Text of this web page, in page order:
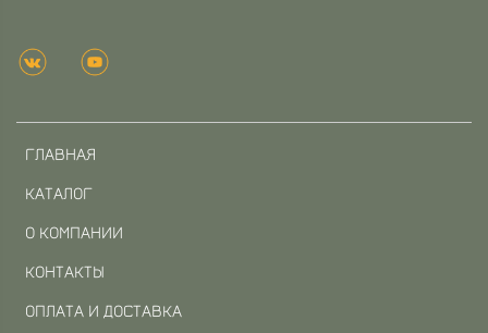
ГЛАВНАЯ
КАТАЛОГ
О КОМПАНИИ
КОНТАКТЫ
ОПЛАТА И ДОСТАВКА